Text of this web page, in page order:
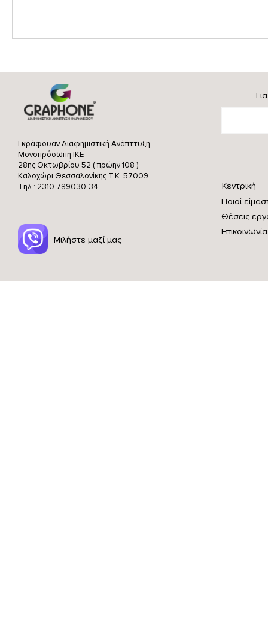
Γκράφουαν Διαφημιστική Ανάπττυξη
Μονοπρόσωπη ΙΚΕ
28ης Οκτωβρίου 52 ( πρώην 108 )
Καλοχώρι Θεσσαλονίκης Τ.Κ. 57009
Τηλ.: 2310 789030-34
Κεντρική
Ποιοί
Θέσεις
Επικοινωνία
Μιλήστε μαζί μας